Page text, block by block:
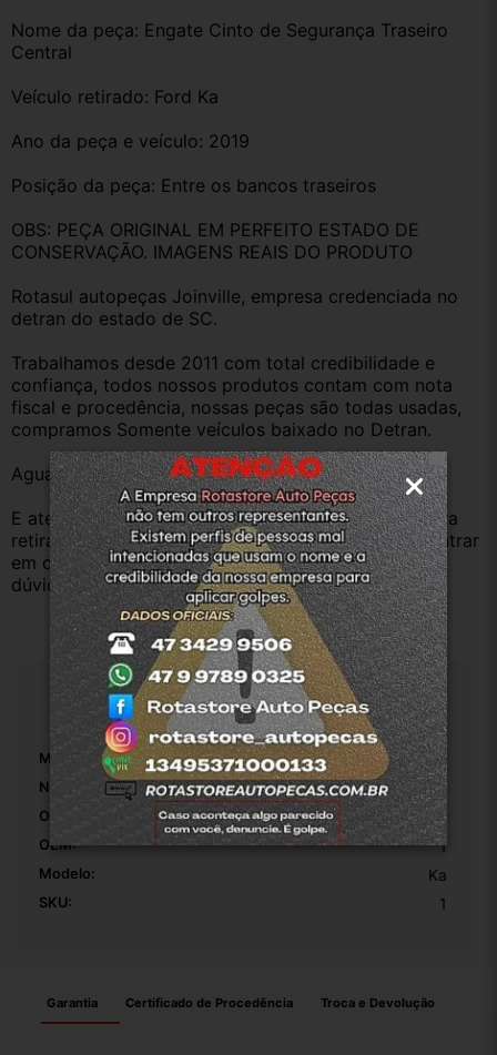
Nome da peça: Engate Cinto de Segurança Traseiro
Central
Veículo retirado: Ford Ka
Ano da peça e veículo: 2019
Posição da peça: Entre os bancos traseiros
OBS: PEÇA ORIGINAL EM PERFEITO ESTADO DE
CONSERVAÇÃO. IMAGENS REAIS DO PRODUTO
Rotasul autopeças Joinville, empresa credenciada no
detran do estado de SC.
Trabalhamos desde 2011 com total credibilidade e
confiança, todos nossos produtos contam com nota
fiscal e procedência, nossas peças são todas usadas,
compramos Somente veículos baixado no Detran.
Aguardamos sua pergunta ou compra.
E atenderemos o quanto antes, caso o cliente prefira
retirar na nossa loja física também aceitamos, só entrar
em contato com a equipe Rotasul e tiramos suas
dúvidas.
Especificações
Marca: Ford
Número De Peça: 34080652B
Origem: Original
OEM: 1
Modelo: Ka
SKU: 1
Garantia Certificado de Procedência Troca e Devolução